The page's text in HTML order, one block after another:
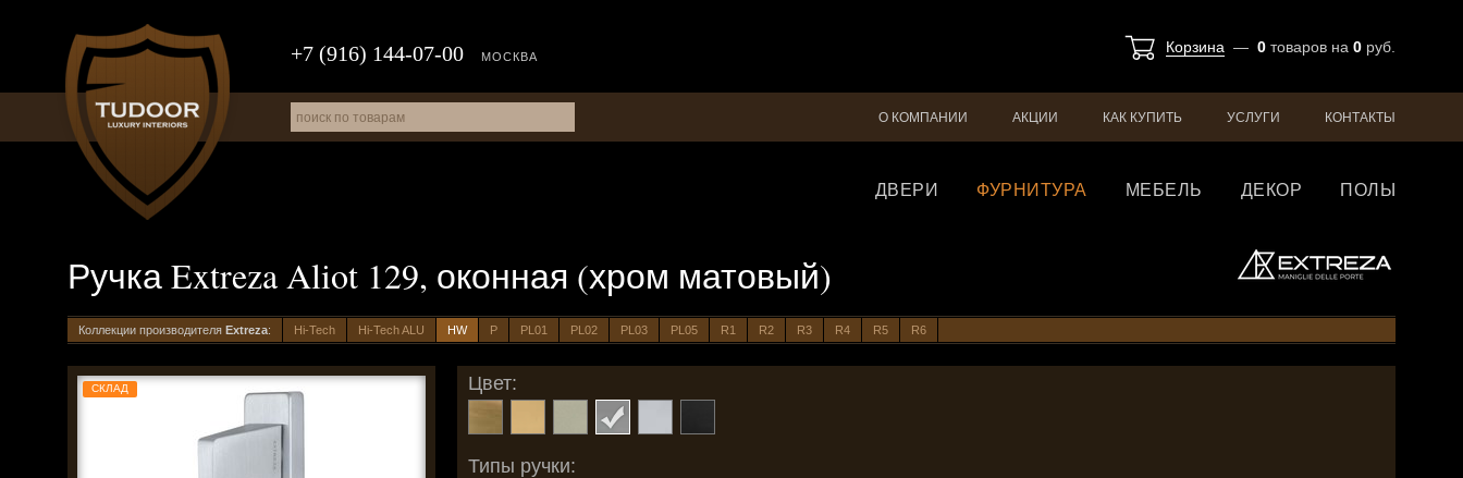
Корзина — 0 товаров на 0 руб.
+7 (916) 144-07-00 МОСКВА
О КОМПАНИИ АКЦИИ КАК КУПИТЬ УСЛУГИ КОНТАКТЫ
ДВЕРИ ФУРНИТУРА МЕБЕЛЬ ДЕКОР ПОЛЫ
Ручка Extreza Aliot 129, оконная (хром матовый)
Коллекции производителя Extreza: Hi-Tech Hi-Tech ALU HW P PL01 PL02 PL03 PL05 R1 R2 R3 R4 R5 R6
СКЛАД Цвет:
Типы ручки: